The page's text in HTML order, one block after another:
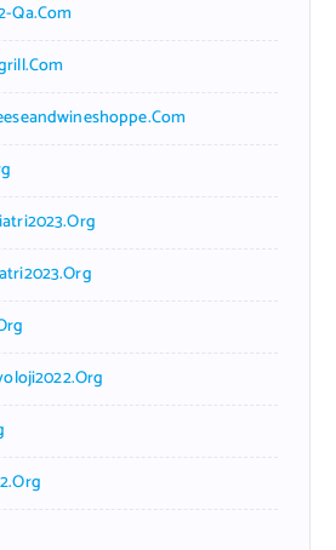
Qa.com